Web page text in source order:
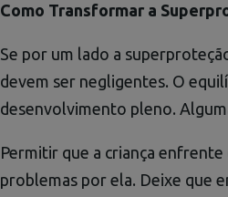
Como Transformar a
Se por um lado a
devem ser negligentes. O
desenvolvimento pleno.
Permitir que a criança
problemas por ela. Deixe que